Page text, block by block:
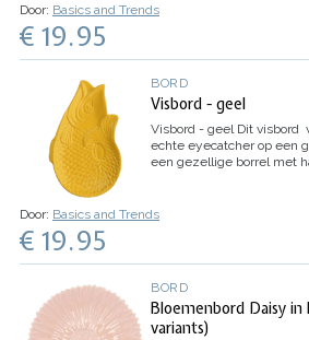
Door: Basics and Trends
€ 19.95
BORD
Visbord - geel
Visbord - geel Dit visbord
echte eyecatcher op een
een gezellige borrel met
Door: Basics and Trends
€ 19.95
BORD
Bloemenbord Daisy in
variants)